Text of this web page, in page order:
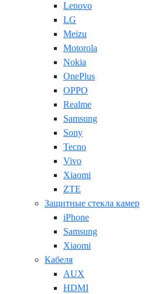
Lenovo
LG
Meizu
Motorola
Nokia
OnePlus
OPPO
Realme
Samsung
Sony
Tecno
Vivo
Xiaomi
ZTE
Защитные стекла камер
iPhone
Samsung
Xiaomi
Кабеля
AUX
HDMI